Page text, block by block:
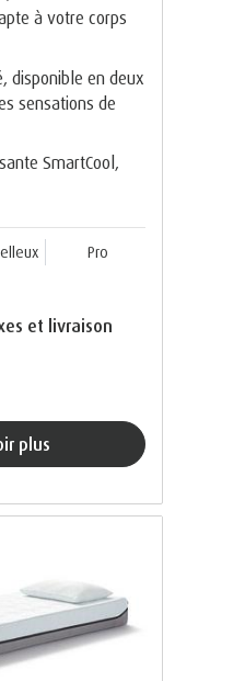
à votre corps
disponible en deux
sensations de
SmartCool,
Pro
et livraison
plus